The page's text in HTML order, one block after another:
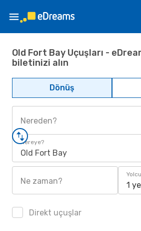
Old Fort Bay Uçuşları -
biletinizi alın
Dönüş
Nereden?
Nereye?
Old Fort Bay
Ne zaman? 1
Direkt uçuşlar